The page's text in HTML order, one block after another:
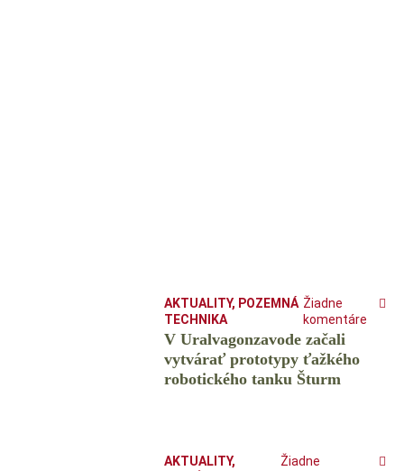
AKTUALITY, POZEMNÁ
TECHNIKA
Žiadne
komentáre
V Uralvagonzavode začali
vytvárať prototypy ťažkého
robotického tanku Šturm
AKTUALITY,
Žiadne